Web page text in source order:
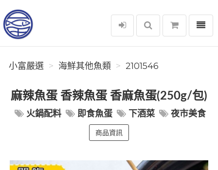
小富嚴選
選單
小富嚴選 海鮮其他魚類 2101546
麻辣魚蛋 香辣魚蛋 香麻魚蛋(250g/包)
火鍋配料 即食魚蛋 下酒菜 夜市美食
商品資訊